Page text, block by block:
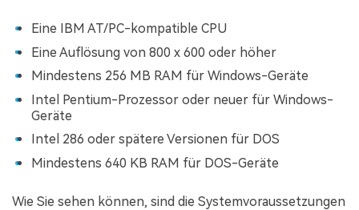
Eine IBM AT/PC-kompatible CPU
Eine Auflösung von 800 x 600 oder höher
Mindestens 256 MB RAM für Windows-Geräte
Intel Pentium-Prozessor oder neuer für Windows-
Geräte
Intel 286 oder spätere Versionen für DOS
Mindestens 640 KB RAM für DOS-Geräte
Wie Sie sehen können, sind die Systemvoraussetzungen